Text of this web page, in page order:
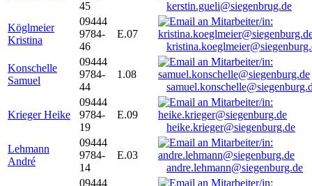
45
kerstin.gueli@siegenbrug.de
Köglmeier
Kristina
09444
9784-
46
E.07
Konschelle
Samuel
09444
9784-
44
1.08
Krieger Heike
09444
9784-
19
E.09
heike.krieger@siegenburg.de
Lehmann
André
09444
9784-
14
E.03
andre.lehmann@siegenburg.de
09444